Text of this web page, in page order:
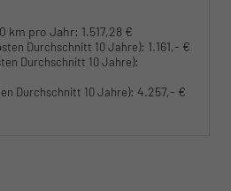
km pro Jahr: 1.517,28 €
Durchschnitt 10 Jahre): 1.161,- €
Durchschnitt 10 Jahre):
Durchschnitt 10 Jahre): 4.257,- €